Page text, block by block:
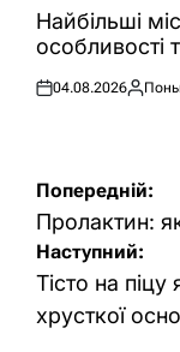
УНайбільші
особливості
Оприлюднено
04.08.2026
Навігація
записів
Попередній:
Пролактин:
Наступний:
Тісто на піцу
хрусткої